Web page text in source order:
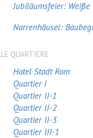
Jubiläumsfeier:
Narrenhäusel:
QUARTIERE
Hotel Stadt Rom
Quartier I
Quartier II-1
Quartier II-2
Quartier II-3
Quartier III-1